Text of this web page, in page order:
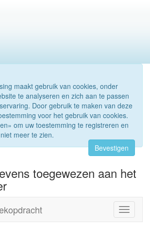
maakt gebruik van cookies, onder
te analyseren en zich aan te passen
Door gebruik te maken van deze
voor het gebruik van cookies.
om uw toestemming te registreren en
meer te zien.
Bevestigen
toegewezen aan het
Toggle